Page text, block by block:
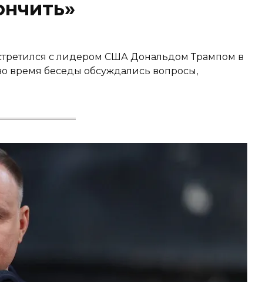
с лидером США Дональдом Трампом в
время беседы обсуждались вопросы,